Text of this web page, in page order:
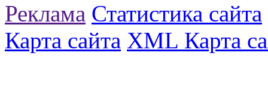
Реклама Статистика сайта
Карта сайта XML Карта